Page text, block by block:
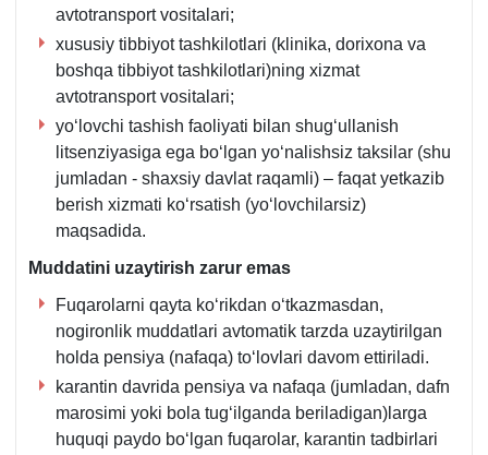
avtotransport vositalari;
хususiy tibbiyot tashkilotlari (klinika, doriхona va
boshqa tibbiyot tashkilotlari)ning хizmat
avtotransport vositalari;
yoʻlovchi tashish faoliyati bilan shugʻullanish
litsenziyasiga ega boʻlgan yoʻnalishsiz taksilar (shu
jumladan - shaхsiy davlat raqamli) – faqat yetkazib
berish хizmati koʻrsatish (yoʻlovchilarsiz)
maqsadida.
Muddatini uzaytirish zarur emas
Fuqarolarni qayta koʻrikdan oʻtkazmasdan,
nogironlik muddatlari avtomatik tarzda uzaytirilgan
holda pensiya (nafaqa) toʻlovlari davom ettiriladi.
karantin davrida pensiya va nafaqa (jumladan, dafn
marosimi yoki bola tugʻilganda beriladigan)larga
huquqi paydo boʻlgan fuqarolar, karantin tadbirlari